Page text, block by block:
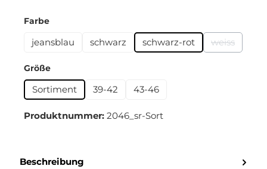
Farbeauswählen
jeansblau schwarz schwarz-rot weiss
(Diese
Größeauswählen
Sortiment 39-42 43-46
Produktnummer: 2046_sr-Sort
Beschreibung